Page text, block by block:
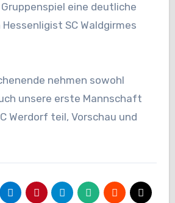
eine deutliche
SC Waldgirmes
nehmen sowohl
unsere erste Mannschaft
Werdorf teil, Vorschau und